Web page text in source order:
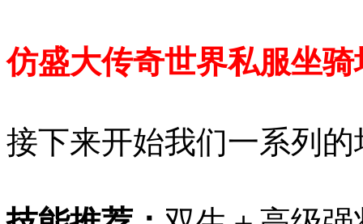
仿盛大传奇世界私服坐骑
接下来开始我们一系列的